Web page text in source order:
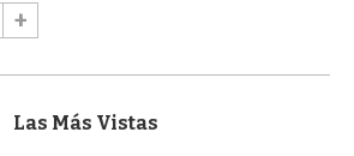
Las Más Vistas